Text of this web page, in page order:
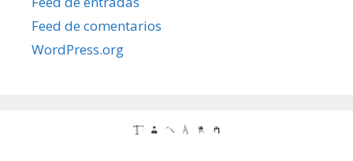
Feed de comentarios
WordPress.org